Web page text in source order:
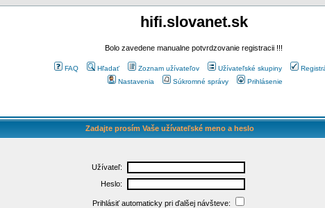
hifi.slovanet.sk
Bolo zavedene manualne potvrdzovanie registracii !!!
FAQ Hľadať Zoznam užívateľov Užívateľské skupiny
Nastavenia
Súkromné správy Prihlásenie
Zadajte prosím Vaše užívateľské meno a heslo
Užívateľ:
Heslo:
Prihlásiť automaticky pri ďalšej návšteve: